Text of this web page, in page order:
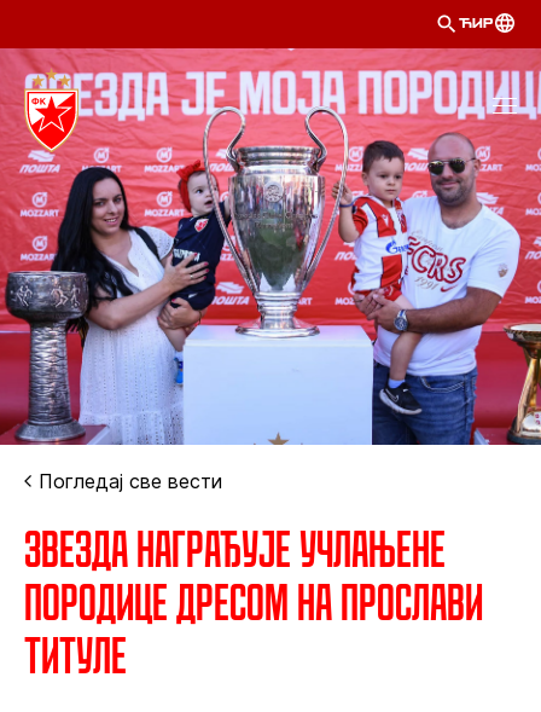
ЋИР
Погледај све вести
Звезда награђује учлањене
породице дресом на прослави
титуле